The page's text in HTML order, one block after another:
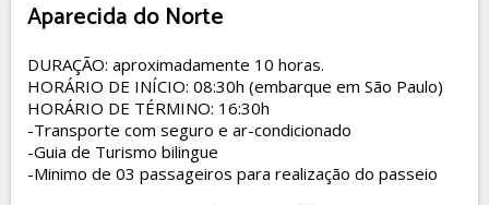
Aparecida do Norte
DURAÇÃO: aproximadamente 10 horas.
HORÁRIO DE INÍCIO: 08:30h (embarque em São Paulo)
HORÁRIO DE TÉRMINO: 16:30h
-Transporte com seguro e ar-condicionado
-Guia de Turismo bilingue
-Minimo de 03 passageiros para realização do passeio